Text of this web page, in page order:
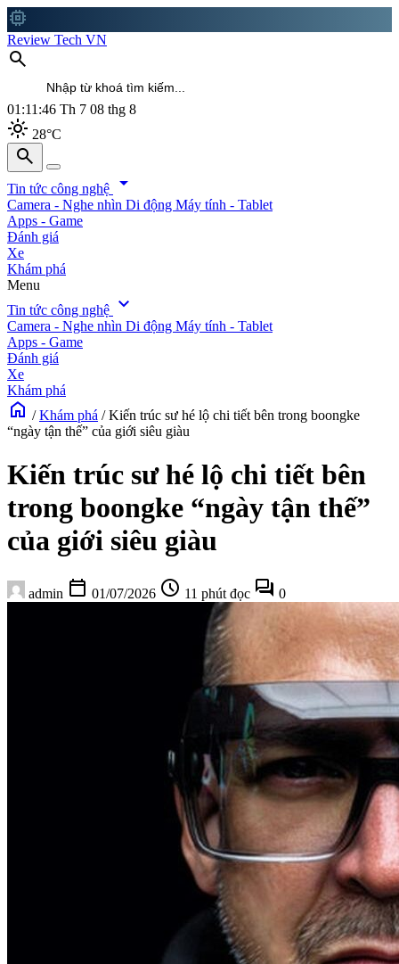
memory
Review Tech VN
search
01:11:48 Th 7 08 thg 8
light_mode 28°C
search
search
Tin tức công nghệ arrow_drop_down
Camera - Nghe nhìn Di động Máy tính - Tablet
Apps - Game
Đánh giá
Xe
Khám phá
Menu
Tin tức công nghệ expand_more
Camera - Nghe nhìn Di động Máy tính - Tablet
Apps - Game
Đánh giá
Xe
Khám phá
home / Khám phá / Kiến trúc sư hé lộ chi tiết bên trong boongke
“ngày tận thế” của giới siêu giàu
Kiến trúc sư hé lộ chi tiết bên
trong boongke “ngày tận thế”
của giới siêu giàu
admin calendar_today 01/07/2026 schedule 11 phút đọc forum 0